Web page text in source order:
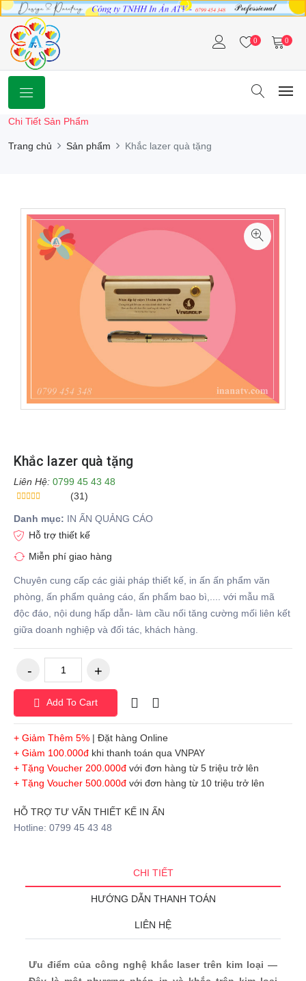
0 0
Chi Tiết Sản Phẩm
Trang chủ Sản phẩm Khắc lazer quà tặng
Khắc lazer quà tặng
Liên Hệ: 0799 45 43 48
(31)
Danh mục: IN ẤN QUẢNG CÁO
Hỗ trợ thiết kế
Miễn phí giao hàng
Chuyên cung cấp các giải pháp thiết kế, in ấn ấn phẩm văn
phòng, ấn phẩm quảng cáo, ấn phẩm bao bì,.... với mẫu mã
độc đáo, nội dung hấp dẫn- làm cầu nối tăng cường mối liên kết
giữa doanh nghiệp và đối tác, khách hàng.
Add To Cart
+ Giảm Thêm 5% | Đặt hàng Online
+ Giảm 100.000đ khi thanh toán qua VNPAY
+ Tặng Voucher 200.000đ với đơn hàng từ 5 triệu trở lên
+ Tặng Voucher 500.000đ với đơn hàng từ 10 triệu trở lên
HỖ TRỢ TƯ VẤN THIẾT KẾ IN ẤN
Hotline: 0799 45 43 48
CHI TIẾT
HƯỚNG DẪN THANH TOÁN
LIÊN HỆ
Ưu điểm của công nghệ khắc laser trên kim loại —